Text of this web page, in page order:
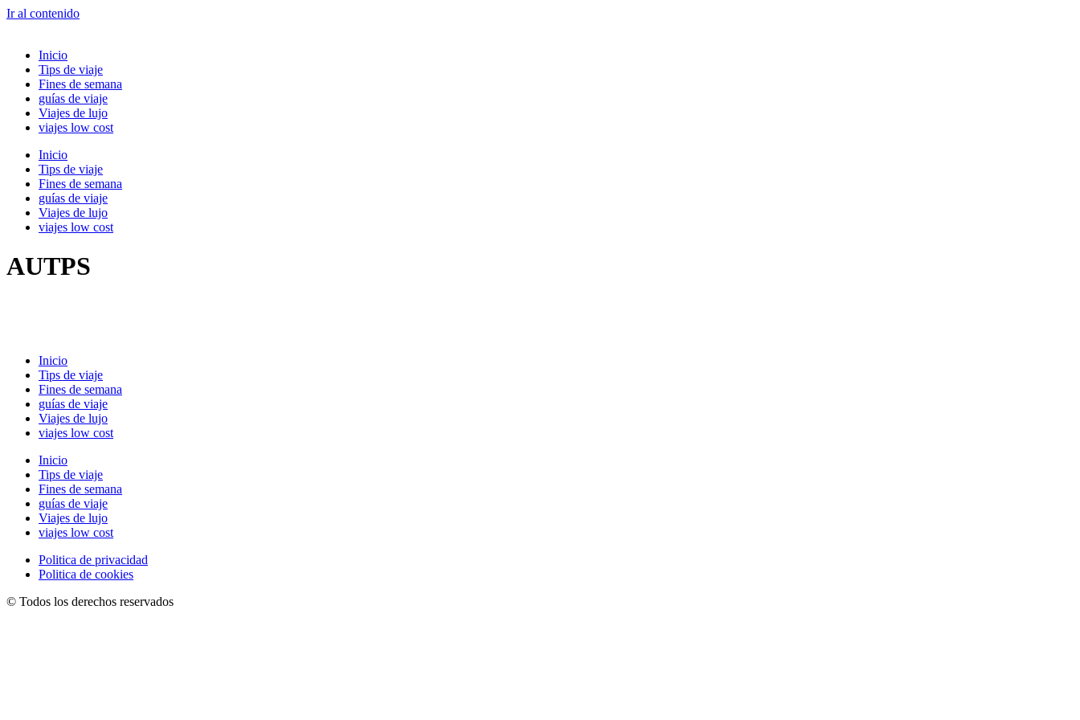
Ir al contenido
Inicio
Tips de viaje
Fines de semana
guías de viaje
Viajes de lujo
viajes low cost
Inicio
Tips de viaje
Fines de semana
guías de viaje
Viajes de lujo
viajes low cost
AUTPS
Inicio
Tips de viaje
Fines de semana
guías de viaje
Viajes de lujo
viajes low cost
Inicio
Tips de viaje
Fines de semana
guías de viaje
Viajes de lujo
viajes low cost
Politica de privacidad
Politica de cookies
© Todos los derechos reservados